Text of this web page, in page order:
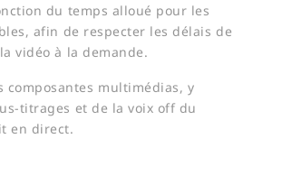
du temps alloué pour les
afin de respecter les délais de
vidéo à la demande.
composantes multimédias, y
titrages et de la voix off du
en direct.